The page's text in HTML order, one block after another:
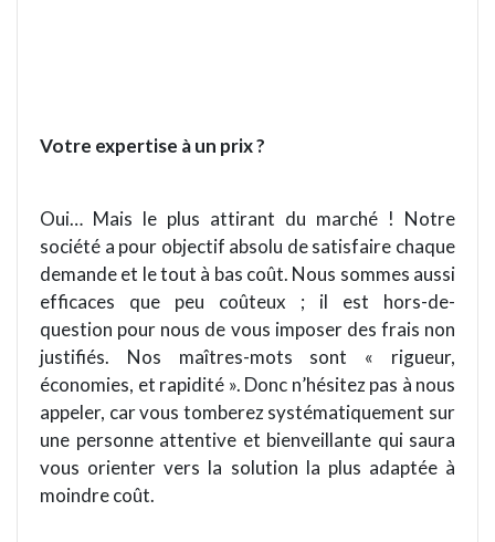
Votre expertise à un prix ?
Oui… Mais le plus attirant du marché ! Notre
société a pour objectif absolu de satisfaire chaque
demande et le tout à bas coût. Nous sommes aussi
efficaces que peu coûteux ; il est hors-de-
question pour nous de vous imposer des frais non
justifiés. Nos maîtres-mots sont « rigueur,
économies, et rapidité ». Donc n’hésitez pas à nous
appeler, car vous tomberez systématiquement sur
une personne attentive et bienveillante qui saura
vous orienter vers la solution la plus adaptée à
moindre coût.